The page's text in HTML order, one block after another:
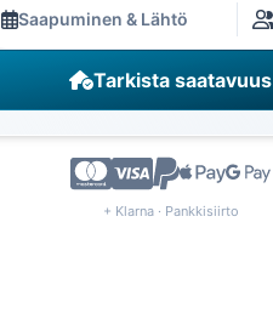
Saapuminen & Lähtö
Tarkista saatavuus
+ Klarna · Pankkisiirto